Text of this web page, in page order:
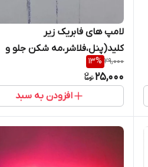
لامپ های فابریک زیر
کلید(پنل،فلاشر،مه شکن جلو و
عقب،شیشه بالابر و ...) انواع
29,000
13%
25,000
افزودن به سبد